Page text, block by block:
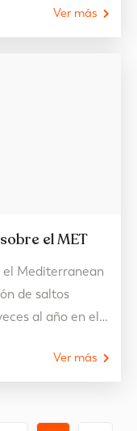
básicos
todos en un
Ver más
el MET
el Mediterranean
de saltos
al año en el
nada más y
que consiste
Ver más